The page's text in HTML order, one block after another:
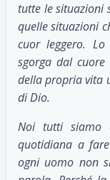
tutte le situazioni
quelle situazioni
cuor leggero.
sgorga dal
della propria vita
di Dio.
Noi tutti siamo
quotidiana a
ogni uomo non